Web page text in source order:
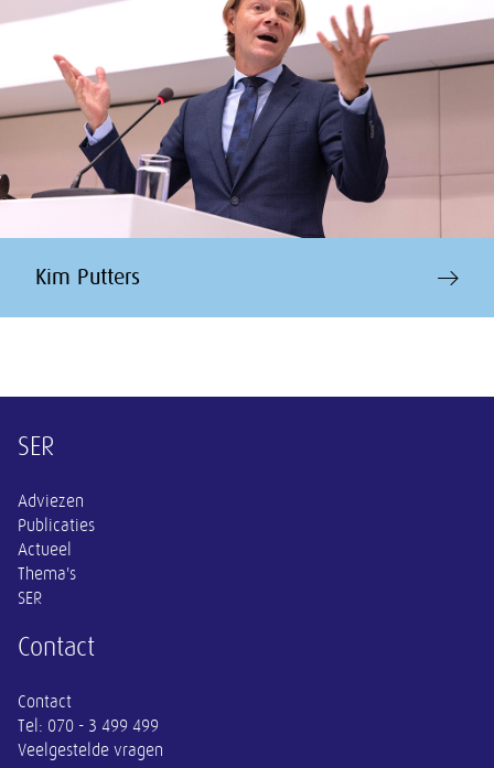
Kim Putters
Overige informatie
SER
Adviezen
Publicaties
Actueel
Thema's
SER
Contact
Contact
Tel: 070 - 3 499 499
Veelgestelde vragen